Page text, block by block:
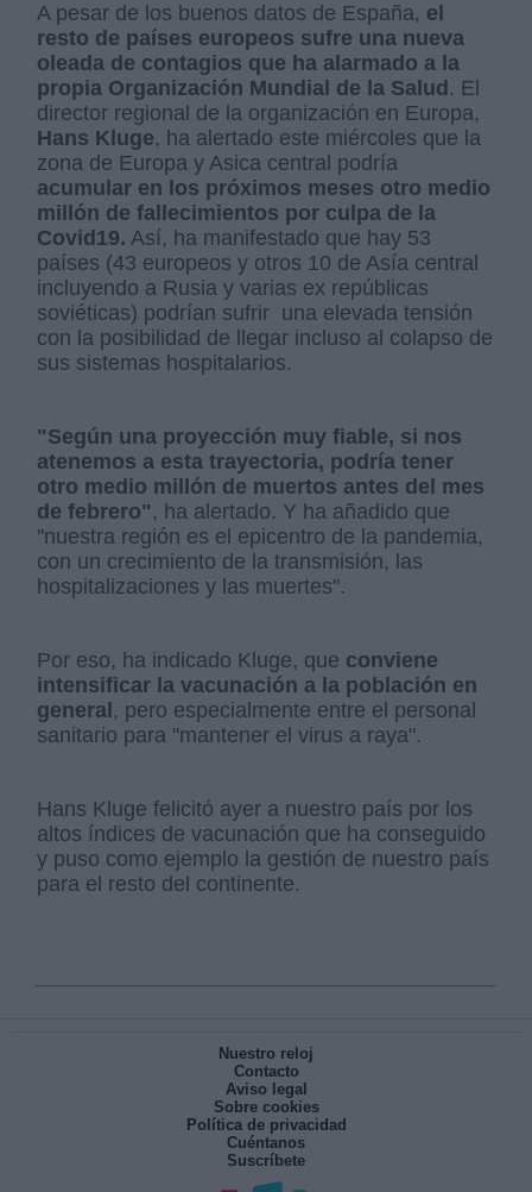
A pesar de los buenos datos de España, el
resto de países europeos sufre una nueva
oleada de contagios que ha alarmado a la
propia Organización Mundial de la Salud . El
director regional de la organización en Europa,
Hans Kluge, ha alertado este miércoles que la
zona de Europa y Asica central podría
acumular en los próximos meses otro medio
millón de fallecimientos por culpa de la
Covid19. Así, ha manifestado que hay 53
países (43 europeos y otros 10 de Asía central
incluyendo a Rusia y varias ex repúblicas
soviéticas) podrían sufrir una elevada tensión
con la posibilidad de llegar incluso al colapso de
sus sistemas hospitalarios.
"Según una proyección muy fiable, si nos
atenemos a esta trayectoria, podría tener
otro medio millón de muertos antes del mes
de febrero" , ha alertado. Y ha añadido que
"nuestra región es el epicentro de la pandemia,
con un crecimiento de la transmisión, las
hospitalizaciones y las muertes".
Por eso, ha indicado Kluge, que conviene
intensificar la vacunación a la población en
general , pero especialmente entre el personal
sanitario para "mantener el virus a raya".
Hans Kluge felicitó ayer a nuestro país por los
altos índices de vacunación que ha conseguido
y puso como ejemplo la gestión de nuestro país
para el resto del continente.
Nuestro reloj
Contacto
Aviso legal
Sobre cookies
Política de privacidad
Cuéntanos
Suscríbete